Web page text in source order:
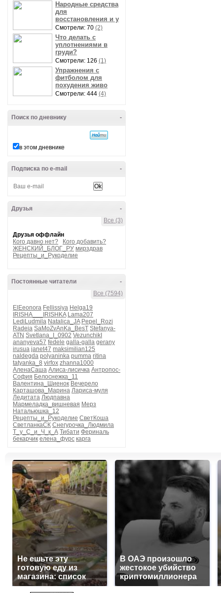
Народные средства
для
восстановления и у
Смотрели: 70 (2)
Что делать с
уплотнениями в
груди?
Смотрели: 126 (1)
Упражнения с
фитболом для
похудения живо
Смотрели: 444 (4)
-
Поиск по дневнику
в этом дневнике
-
Подписка по e-mail
-
Друзья
Все (3)
Друзья оффлайн
Кого давно нет?
Кого добавить?
ЖЕНСКИЙ_БЛОГ_РУ мирздрав
Рецепты_и_Рукоделие
-
Постоянные читатели
Все (7594)
ElEeonora Fellissiya Helga19
IRISHA___IRISHKA Lama207
LediLudmila Natalica_JA Pepel_Rozi
Radeia SaMoZvAnKa_BesT Stefanya-
ATN Svetlana_I_0902 VezunchikI
ananyeva57 fedele galla-galla gerany
irusua janet47 maksimilian125
naldegda polyaninka pumma ritina
tatyanka_8 virfox zhanna1000
АленаСаша Алиса-лисичка Антропос-
София Белоснежка_11
Валентина_Шиенок Вечерело
Карташова_Марина Лариса-муля
Ледитата Людпавна
Мармеладка_вишневая Мерз
Натальюшка_12
Рецепты_и_Рукоделие СветКоша
СветланкаСК Снегурочка_Людмила
Т_у_С_и_Ч_к_А Тибати Фериналь
бекарчик елена_фурс карга
Не ешьте эту
готовую еду из
магазина: список
В ОАЭ произошло
жестокое убийство
криптомиллионера